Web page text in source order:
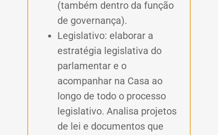
(também dentro da função
de governança).
Legislativo: elaborar a
estratégia legislativa do
parlamentar e o
acompanhar na Casa ao
longo de todo o processo
legislativo. Analisa projetos
de lei e documentos que